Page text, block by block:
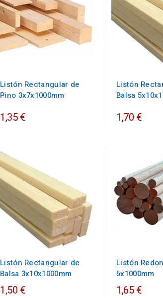
Listón Rectangular de
Pino 3x7x1000mm
1,35 €
Listón
Balsa
1,70 €
Listón Rectangular de
Balsa 3x10x1000mm
1,50 €
Listón
5x1000mm
1,65 €